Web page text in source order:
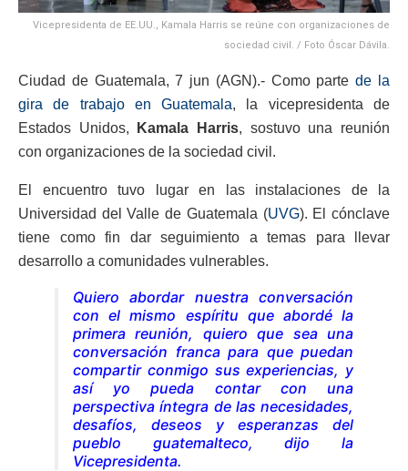
Vicepresidenta de EE.UU., Kamala Harris se reúne con organizaciones de
sociedad civil. / Foto Óscar Dávila.
Ciudad de Guatemala, 7 jun (AGN).- Como partede la
gira de trabajo en Guatemala, la vicepresidenta de
Estados Unidos,
Kamala Harris, sostuvo una reunión
con organizaciones de la sociedad civil.
El encuentro tuvo lugar en las instalaciones de la
Universidad del Valle de Guatemala (UVG). El cónclave
tiene como fin dar seguimiento a temas para llevar
desarrollo a comunidades vulnerables.
Quiero abordar nuestra conversación
con el mismo espíritu que abordé la
primera reunión, quiero que sea una
conversación franca para que puedan
compartir conmigo sus experiencias, y
así yo pueda contar con una
perspectiva íntegra de las necesidades,
desafíos, deseos y esperanzas del
pueblo guatemalteco, dijo la
Vicepresidenta.